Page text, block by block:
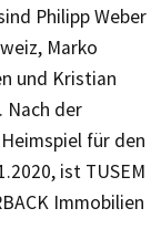
Philipp Weber
Marko
und Kristian
Nach der
für den
ist TUSEM
Immobilien